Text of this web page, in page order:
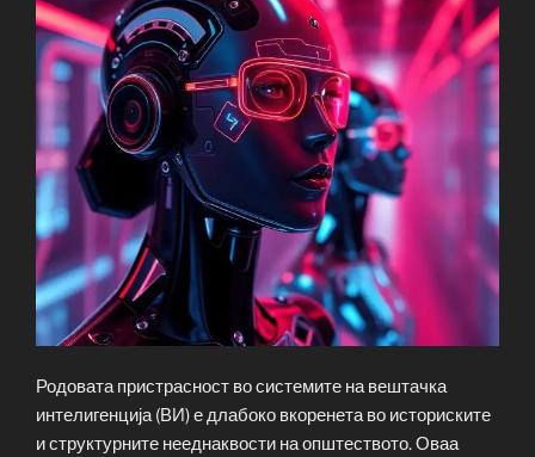
Родовата пристрасност во системите на вештачка
интелигенција (ВИ) е длабоко вкоренета во историските
и структурните нееднаквости на општеството. Оваа